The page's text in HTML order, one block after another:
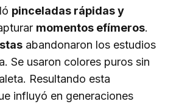
pinceladas rápidas y
momentos efímeros.
abandonaron los estudios
Se usaron colores puros sin
Resultando esta
influyó en generaciones